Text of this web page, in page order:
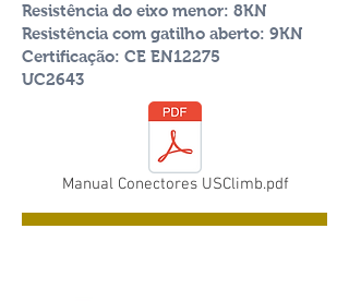
Resistência do eixo menor: 8KN
Resistência com gatilho aberto: 9KN
Certificação: CE EN12275
UC2643
Manual Conectores USClimb.pdf